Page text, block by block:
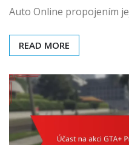
Auto Online propojením
READ MORE